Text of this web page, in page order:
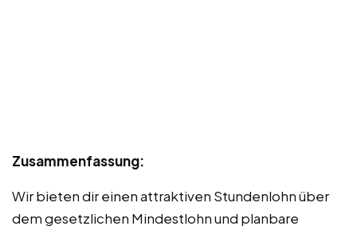
Zusammenfassung:
Wir bieten dir einen attraktiven Stundenlohn über
dem gesetzlichen Mindestlohn und planbare